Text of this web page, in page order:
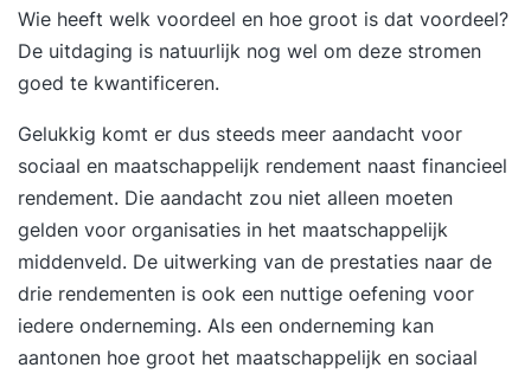
Wie heeft welk voordeel en hoe groot is dat voordeel?
De uitdaging is natuurlijk nog wel om deze stromen
goed te kwantificeren.
Gelukkig komt er dus steeds meer aandacht voor
sociaal en maatschappelijk rendement naast financieel
rendement. Die aandacht zou niet alleen moeten
gelden voor organisaties in het maatschappelijk
middenveld. De uitwerking van de prestaties naar de
drie rendementen is ook een nuttige oefening voor
iedere onderneming. Als een onderneming kan
aantonen hoe groot het maatschappelijk en sociaal